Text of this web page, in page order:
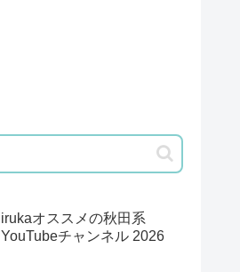
irukaオススメの秋田系
YouTubeチャンネル 2026